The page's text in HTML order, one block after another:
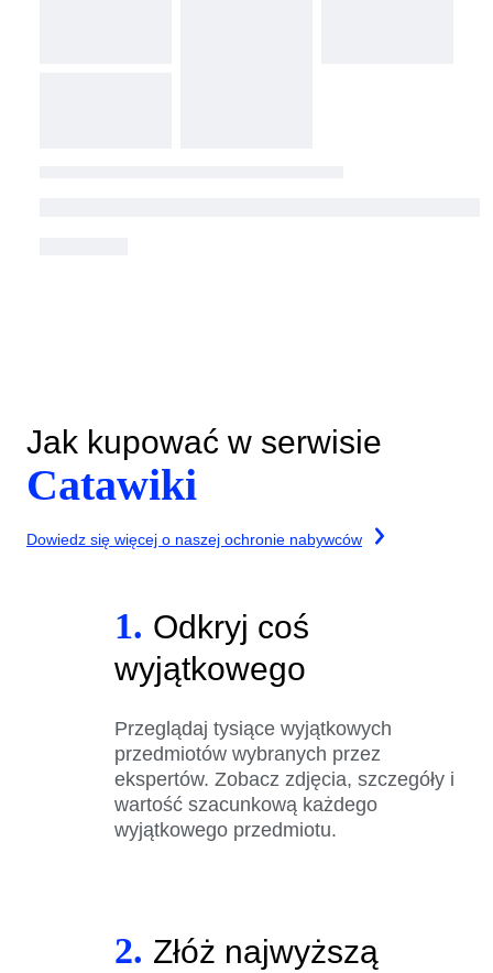
Jak kupować w serwisie
Catawiki
Dowiedz się więcej o naszej ochronie nabywców
1. Odkryj coś
wyjątkowego
Przeglądaj tysiące wyjątkowych
przedmiotów wybranych przez
ekspertów. Zobacz zdjęcia, szczegóły i
wartość szacunkową każdego
wyjątkowego przedmiotu.
2. Złóż najwyższą